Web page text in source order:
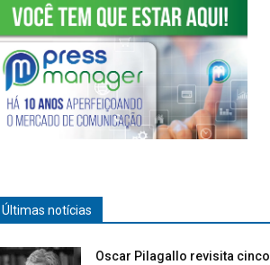
Últimas notícias
Oscar Pilagallo revisita cinco